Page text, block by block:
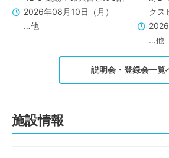
2026年08月10日（月）
…他
クス
…他
説明会・登録会一覧
施設情報